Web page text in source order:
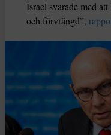
Israel svarade med
och förvrängd”,